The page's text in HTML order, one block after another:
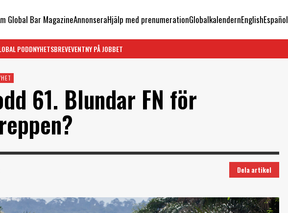
Global Bar MagazineAnnonseraHjälp med prenumerationGlobalkalendernEnglishEspañol
PODDNYHETSBREVEVENTNY PÅ JOBBET
61. Blundar FN för
Dela artikel